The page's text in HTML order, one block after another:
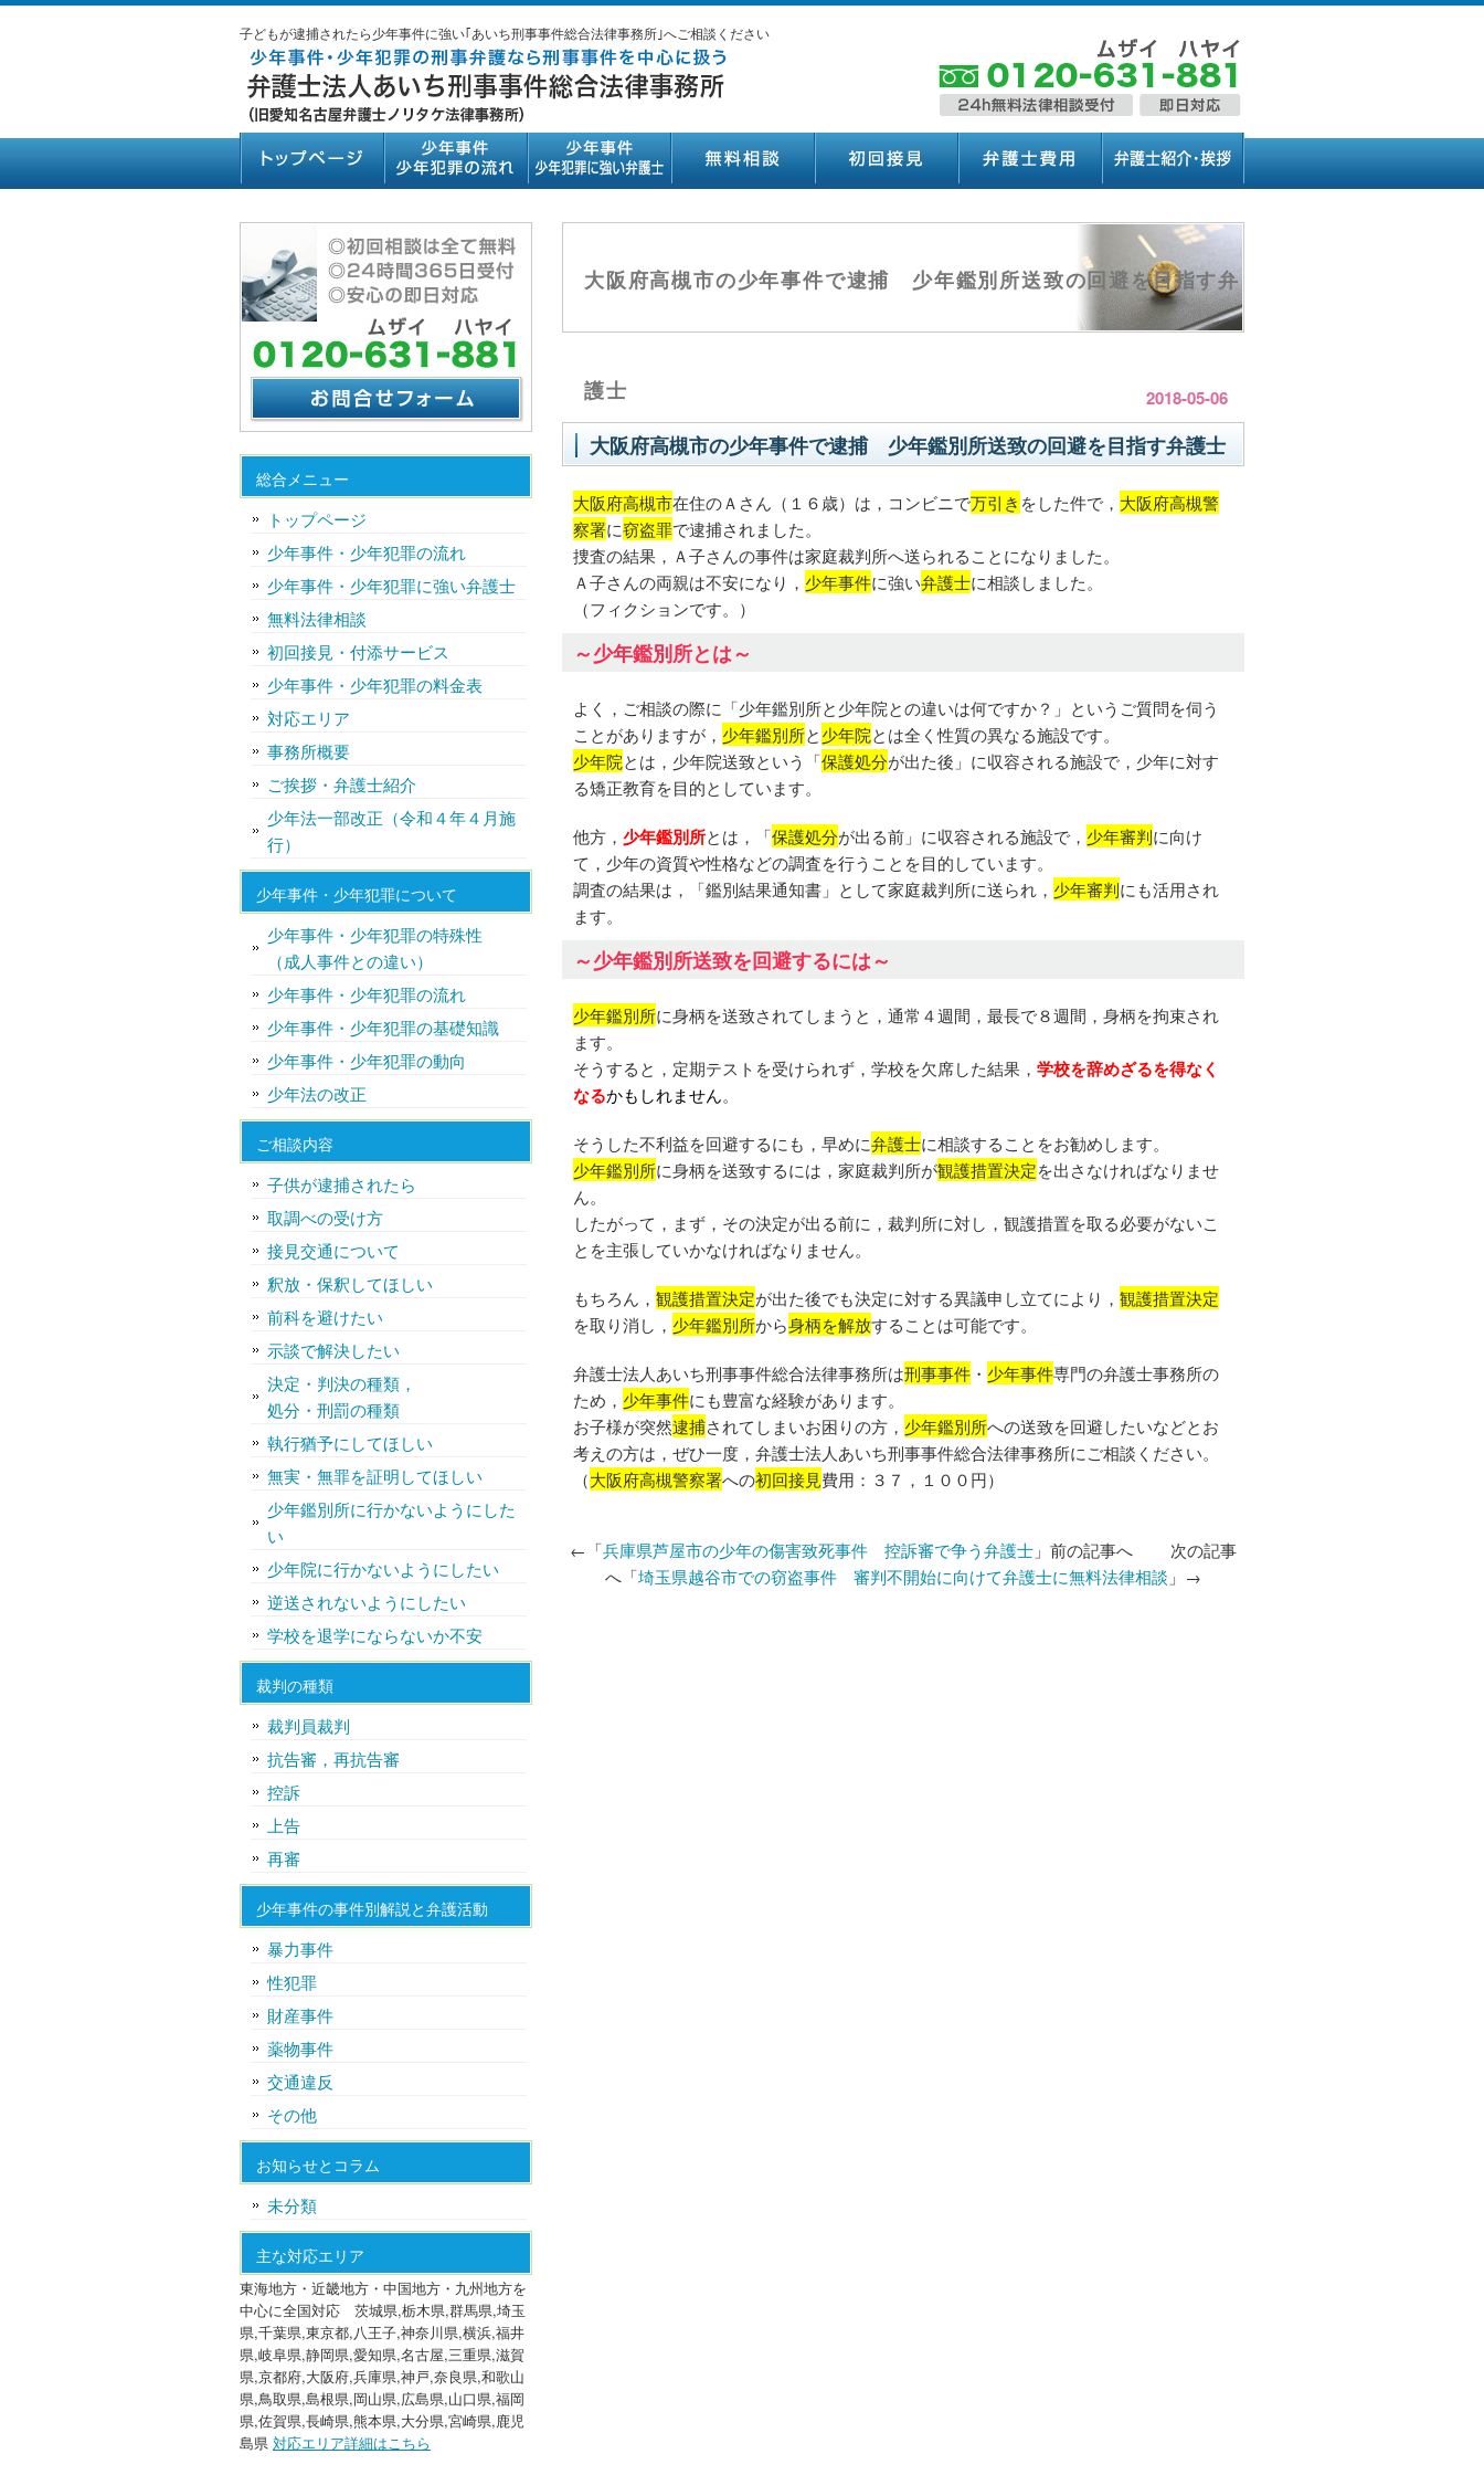
子どもが逮捕されたら少年事件に強い｢あいち刑事事件総合法律事務所｣へご相談ください
大阪府高槻市の少年事件で逮捕 少年鑑別所送致の回避を目指す弁
護士 2018-05-06
大阪府高槻市の少年事件で逮捕 少年鑑別所送致の回避を目指す弁護士
大阪府高槻市在住のＡさん（１６歳）は，コンビニで万引き をした件で， 大阪府高槻警
察署に窃盗罪で逮捕されました。
捜査の結果，Ａ子さんの事件は家庭裁判所へ送られることになりました。
Ａ子さんの両親は不安になり， 少年事件に強い弁護士に相談しました。
（フィクションです。）
～少年鑑別所とは～
よく，ご相談の際に「少年鑑別所と少年院との違いは何ですか？」というご質問を伺う
ことがありますが， 少年鑑別所と少年院とは全く性質の異なる施設です。
少年院とは，少年院送致という「保護処分が出た後」に収容される施設で，少年に対す
る矯正教育を目的としています。
他方， 少年鑑別所とは，「保護処分が出る前」に収容される施設で， 少年審判に向け
て，少年の資質や性格などの調査を行うことを目的しています。
調査の結果は，「鑑別結果通知書」として家庭裁判所に送られ， 少年審判にも活用され
ます。
～少年鑑別所送致を回避するには～
少年鑑別所に身柄を送致されてしまうと，通常４週間，最長で８週間，身柄を拘束され
ます。
そうすると，定期テストを受けられず，学校を欠席した結果， 学校を辞めざるを得なく
なるかもしれません。
そうした不利益を回避するにも，早めに弁護士に相談することをお勧めします。
少年鑑別所に身柄を送致するには，家庭裁判所が観護措置決定を出さなければなりませ
ん。
したがって，まず，その決定が出る前に，裁判所に対し，観護措置を取る必要がないこ
とを主張していかなければなりません。
もちろん， 観護措置決定が出た後でも決定に対する異議申し立てにより， 観護措置決定
を取り消し， 少年鑑別所から身柄を解放することは可能です。
弁護士法人あいち刑事事件総合法律事務所は刑事事件 ・ 少年事件専門の弁護士事務所の
ため， 少年事件にも豊富な経験があります。
お子様が突然逮捕されてしまいお困りの方， 少年鑑別所への送致を回避したいなどとお
考えの方は，ぜひ一度，弁護士法人あいち刑事事件総合法律事務所にご相談ください。
（大阪府高槻警察署への初回接見費用：３７，１００円）
←「兵庫県芦屋市の少年の傷害致死事件 控訴審で争う弁護士 」前の記事へ 次の記事
へ「埼玉県越谷市での窃盗事件 審判不開始に向けて弁護士に無料法律相談 」→
総合メニュー
トップページ
少年事件・少年犯罪の流れ
少年事件・少年犯罪に強い弁護士
無料法律相談
初回接見・付添サービス
少年事件・少年犯罪の料金表
対応エリア
事務所概要
ご挨拶・弁護士紹介
少年法一部改正（令和４年４月施
行）
少年事件・少年犯罪について
少年事件・少年犯罪の特殊性
（成人事件との違い）
少年事件・少年犯罪の流れ
少年事件・少年犯罪の基礎知識
少年事件・少年犯罪の動向
少年法の改正
ご相談内容
子供が逮捕されたら
取調べの受け方
接見交通について
釈放・保釈してほしい
前科を避けたい
示談で解決したい
決定・判決の種類，
処分・刑罰の種類
執行猶予にしてほしい
無実・無罪を証明してほしい
少年鑑別所に行かないようにした
い
少年院に行かないようにしたい
逆送されないようにしたい
学校を退学にならないか不安
裁判の種類
裁判員裁判
抗告審，再抗告審
控訴
上告
再審
少年事件の事件別解説と弁護活動
暴力事件
性犯罪
財産事件
薬物事件
交通違反
その他
お知らせとコラム
未分類
主な対応エリア
東海地方・近畿地方・中国地方・九州地方を
中心に全国対応 茨城県,栃木県,群馬県,埼玉
県,千葉県,東京都,八王子,神奈川県,横浜,福井
県,岐阜県,静岡県,愛知県,名古屋,三重県,滋賀
県,京都府,大阪府,兵庫県,神戸,奈良県,和歌山
県,鳥取県,島根県,岡山県,広島県,山口県,福岡
県,佐賀県,長崎県,熊本県,大分県,宮崎県,鹿児
島県 対応エリア詳細はこちら